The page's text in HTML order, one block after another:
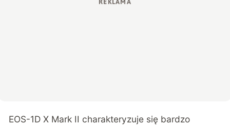
EOS-1D X Mark II charakteryzuje się bardzo